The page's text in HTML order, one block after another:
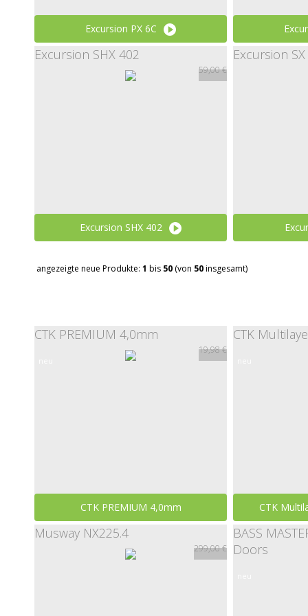
Excursion PX 6C
299,00 €
Excursion SHX 402
59,00 €
Excursion SHX 402
59,00 €
Excursion SX
angezeigte neue Produkte: 1 bis 50 (von 50insgesamt)
CTK PREMIUM 4,0mm
19,98 €
CTK PREMIUM 4,0mm
19,98 €
CTK
CTK
Musway NX225.4
299,00 €
BASS
Doors